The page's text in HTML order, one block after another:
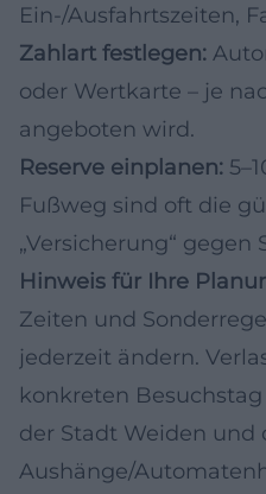
Ein-/Ausfahrtszeiten,
Zahlart festlegen:
oder Wertkarte – je
angeboten wird.
Reserve einplanen:
Fußweg sind oft die
„Versicherung“ gegen
Hinweis für Ihre
Zeiten und
jederzeit ändern.
konkreten
der Stadt Weiden und
Aushänge/